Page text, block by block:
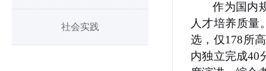
社会实践
作为国内
人才培养质量
选，仅178所
内独立完成40